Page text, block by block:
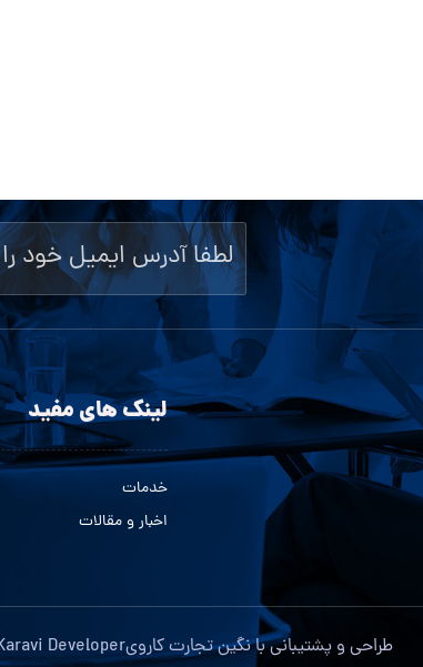
لینک های مفید
خدمات
اخبار و مقالات
طراحی و پشتیبانی بانگین تجارت کارویDeveloper